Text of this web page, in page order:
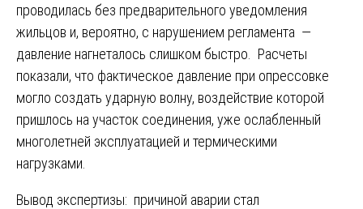
проводилась без предварительного уведомления
жильцов и, вероятно, с нарушением регламента —
давление нагнеталось слишком быстро. Расчеты
показали, что фактическое давление при опрессовке
могло создать ударную волну, воздействие которой
пришлось на участок соединения, уже ослабленный
многолетней эксплуатацией и термическими
нагрузками.
Вывод экспертизы: причиной аварии стал